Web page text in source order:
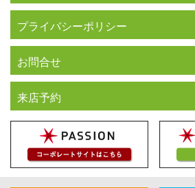
プライバシーポリシー
お問合せ
来店予約